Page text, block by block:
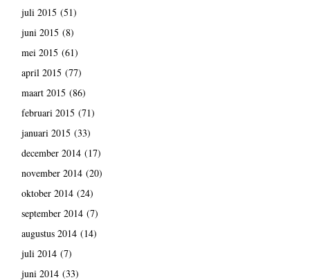
juli 2015 (51)
juni 2015 (8)
mei 2015 (61)
april 2015 (77)
maart 2015 (86)
februari 2015 (71)
januari 2015 (33)
december 2014(17)
november 2014(20)
oktober 2014(24)
september 2014(7)
augustus 2014(14)
juli 2014(7)
juni 2014(33)